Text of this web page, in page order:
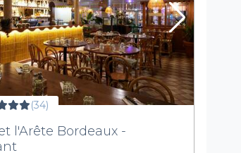
(34)
l'Arête Bordeaux -